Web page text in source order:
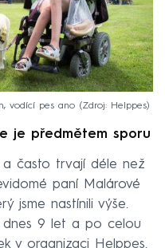
vodící pes ano Zdroj: Helppes
je předmětem sporu
a často trvají déle než
paní Malárové
jsme nastínili výše.
dnes 9 let a po celou
v organizaci Helppes.